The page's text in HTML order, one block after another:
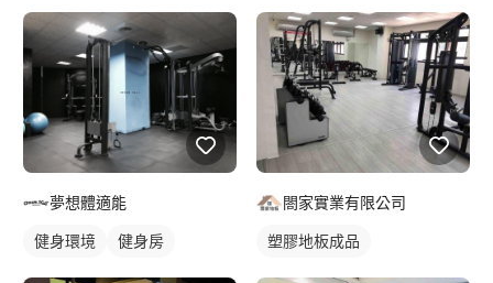
夢想體適能
健身環境 健身房
閤家實業有限公司
塑膠地板成品